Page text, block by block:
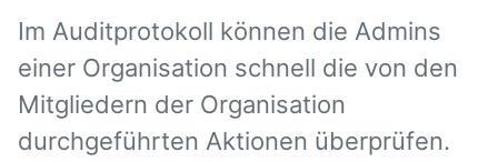
Im Auditprotokoll können die Admins
einer Organisation schnell die von den
Mitgliedern der Organisation
durchgeführten Aktionen überprüfen.